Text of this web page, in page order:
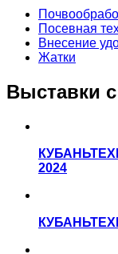
Посевная
Внесение
Жатки
Выставки
2024